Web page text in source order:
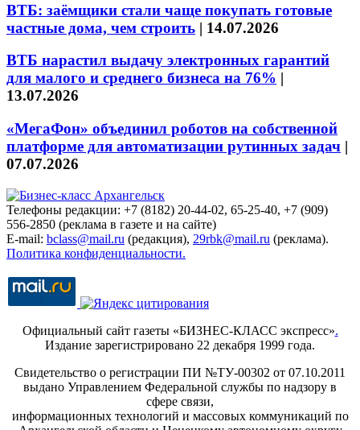
ВТБ: заёмщики стали чаще покупать готовые
частные дома, чем строить | 14.07.2026
ВТБ нарастил выдачу электронных гарантий
для малого и среднего бизнеса на 76% |
13.07.2026
«МегаФон» объединил роботов на собственной
платформе для автоматизации рутинных задач |
07.07.2026
Телефоны редакции: +7 (8182) 20-44-02, 65-25-40, +7 (909)
556-2850 (реклама в газете и на сайте)
E-mail: bclass@mail.ru (редакция), 29rbk@mail.ru (реклама).
Политика конфиденциальности.
Официальный сайт газеты «БИЗНЕС-КЛАСС экспресс».
Издание зарегистрировано 22 декабря 1999 года.
Свидетельство о регистрации ПИ №ТУ-00302 от 07.10.2011
выдано Управлением Федеральной службы по надзору в
сфере связи,
информационных технологий и массовых коммуникаций по